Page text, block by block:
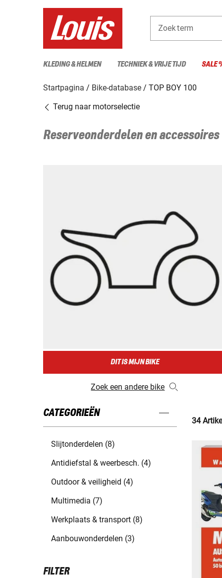
Zoekterm
KLEDING & HELMEN TECHNIEK & VRIJE TIJD SALE
Startpagina Bike-database
TOP BOY 100
Terug naar motorselectie
Reserveonderdelen en
DIT IS MIJN BIKE
Zoek een andere bike
CATEGORIEËN
Slijtonderdelen (8)
Antidiefstal & weerbesch. (4)
Outdoor & veiligheid (4)
Multimedia (7)
Werkplaats & transport (8)
Aanbouwonderdelen (3)
FILTER
34